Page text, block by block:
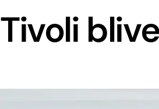
Tivoli